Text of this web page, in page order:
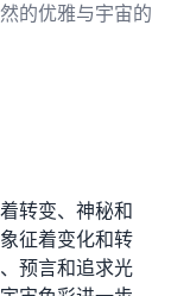
的优雅与宇宙的
转变、神秘和
征着变化和转
预言和追求光